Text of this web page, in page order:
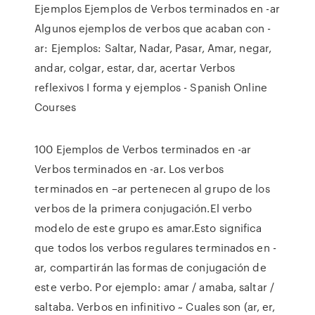
Ejemplos Ejemplos de Verbos terminados en -ar
Algunos ejemplos de verbos que acaban con -
ar: Ejemplos: Saltar, Nadar, Pasar, Amar, negar,
andar, colgar, estar, dar, acertar Verbos
reflexivos I forma y ejemplos - Spanish Online
Courses
100 Ejemplos de Verbos terminados en -ar
Verbos terminados en -ar. Los verbos
terminados en –ar pertenecen al grupo de los
verbos de la primera conjugación.El verbo
modelo de este grupo es amar.Esto significa
que todos los verbos regulares terminados en -
ar, compartirán las formas de conjugación de
este verbo. Por ejemplo: amar / amaba, saltar /
saltaba. Verbos en infinitivo ~ Cuales son (ar, er,